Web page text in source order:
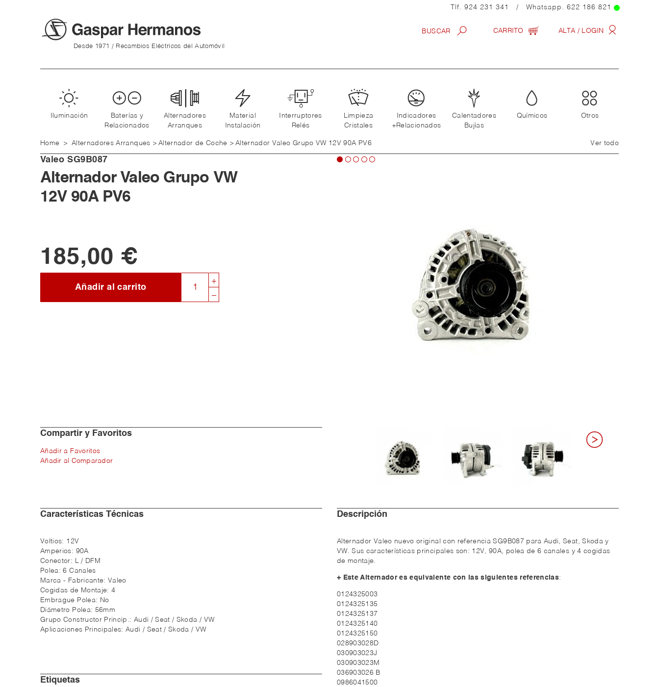
Tlf. 924 231 341 / Whatsapp. 622 186 821
Desde 1971 / Recambios Eléctricos del Automóvil
ALTA / LOGIN
CARRITO
Iluminación
Baterías y
Relacionados
Alternadores
Arranques
Material
Instalación
Interruptores
Relés
Limpieza
Cristales
Indicadores
+Relacionados
Calentadores
Bujías
Químicos Otros
Ver todo
Home > Alternadores Arranques > Alternador de Coche > Alternador Valeo Grupo VW 12V 90A PV6
Valeo SG9B087
Alternador Valeo Grupo VW
12V 90A PV6
185,00 €
Añadir al carrito
Compartir y Favoritos
Añadir a Favoritos
Añadir al Comparador
Características Técnicas
Voltios: 12V
Amperios: 90A
Conector: L / DFM
Polea:6 Canales
Marca - Fabricante: Valeo
Cogidas de Montaje: 4
Embrague Polea: No
Diámetro Polea: 56mm
Grupo Constructor Princip.: Audi / Seat / Skoda / VW
Aplicaciones Principales:Audi / Seat / Skoda / VW
Etiquetas
Descripción
Alternador Valeo nuevo original con referenciaSG9B087 para Audi, Seat, Skoda y
VW. Sus características principales son: 12V, 90A, polea de 6 canales y 4 cogidas
de montaje.
+ Este Alternador es equivalente con las siguientes referencias:
0124325003
0124325135
0124325137
0124325140
0124325150
028903028D
030903023J
030903023M
036903026 B
0986041500